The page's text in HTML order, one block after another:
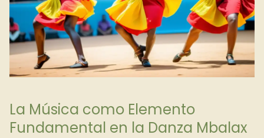
La Música como Elemento
Fundamental en la Danza Mbalax